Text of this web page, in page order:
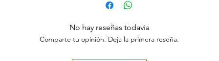
No hay reseñas todavía
Comparte tu opinión. Deja la primera reseña.